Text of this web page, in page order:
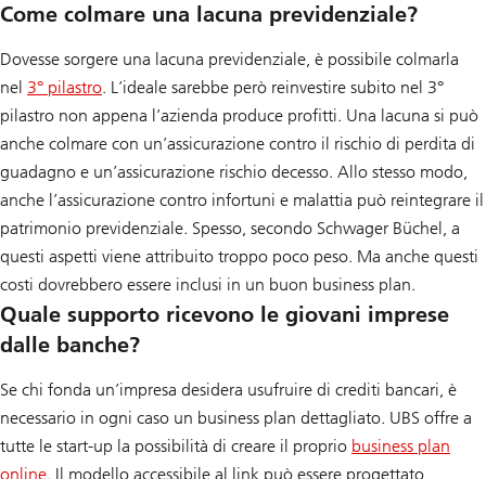
Come colmare una lacuna previdenziale?
Dovesse sorgere una lacuna previdenziale, è possibile colmarla
nel 3° pilastro. L’ideale sarebbe però reinvestire subito nel 3°
pilastro non appena l’azienda produce profitti. Una lacuna si può
anche colmare con un’assicurazione contro il rischio di perdita di
guadagno e un’assicurazione rischio decesso. Allo stesso modo,
anche l’assicurazione contro infortuni e malattia può reintegrare il
patrimonio previdenziale. Spesso, secondo Schwager Büchel, a
questi aspetti viene attribuito troppo poco peso. Ma anche questi
costi dovrebbero essere inclusi in un buon business plan.
Quale supporto ricevono le giovani imprese
dalle banche?
Se chi fonda un’impresa desidera usufruire di crediti bancari, è
necessario in ogni caso un business plan dettagliato. UBS offre a
tutte le start-up la possibilità di creare il proprio business plan
online. Il modello accessibile al link può essere progettato